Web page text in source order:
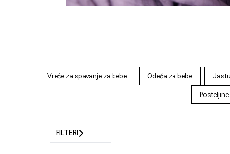
Vreće za spavanje za bebe Odeća za bebe
FILTERI